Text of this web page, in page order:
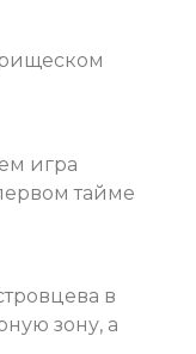
игра
тайме
в
зону, а